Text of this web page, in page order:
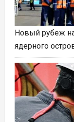
Новый рубеж
ядерного